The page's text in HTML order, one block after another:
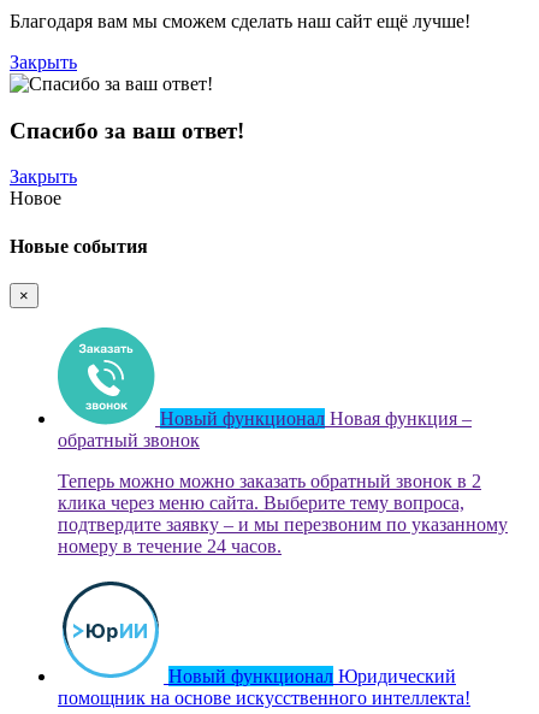
Благодаря вам мы сможем сделать наш сайт ещё лучше!
Закрыть
Спасибо за ваш ответ!
Закрыть
Новое
Новые события
×
Новый функционал Новая функция –
обратный звонок
Теперь можно можно заказать обратный звонок в 2
клика через меню сайта. Выберите тему вопроса,
подтвердите заявку – и мы перезвоним по указанному
номеру в течение 24 часов.
Новый функционал Юридический
помощник на основе искусственного интеллекта!